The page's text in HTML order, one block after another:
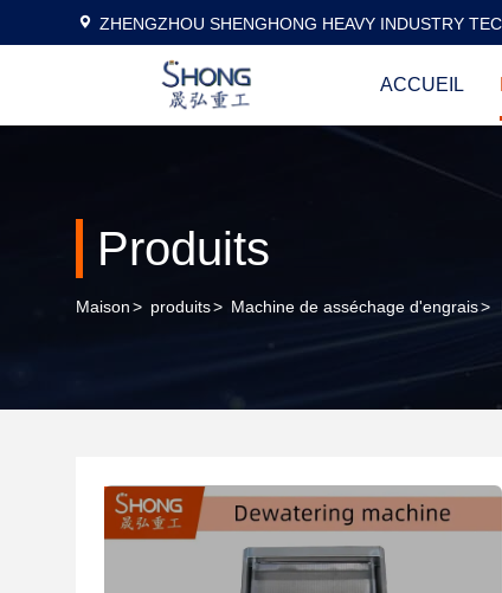
ZHENGZHOU SHENGHONG HEAVY INDUSTRY
ACCUEIL
Produits
Maison> produits> Machine de asséchage d'engrais>